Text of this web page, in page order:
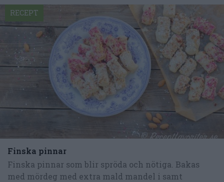
Finska pinnar
Finska pinnar som blir spröda och nötiga. Bakas
med mördeg med extra mald mandel i samt
RECEPT